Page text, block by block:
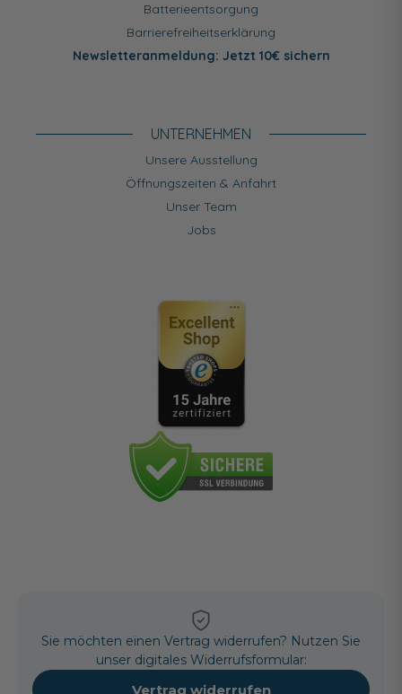
Batterieentsorgung
Barrierefreiheitserklärung
Newsletteranmeldung: Jetzt 10€ sichern
UNTERNEHMEN
Unsere Ausstellung
Öffnungszeiten & Anfahrt
Unser Team
Jobs
Sie möchten einen Vertrag widerrufen? Nutzen Sie
unser digitales Widerrufsformular:
Vertrag widerrufen